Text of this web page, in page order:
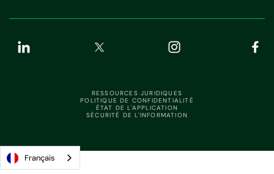
RESSOURCES JURIDIQUES
POLITIQUE DE CONFIDENTIALITÉ
ÉTAT DE L'APPLICATION
SÉCURITÉ DE L'INFORMATION
Français